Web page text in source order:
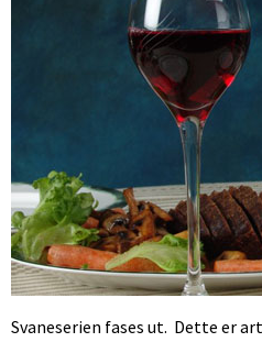
Svaneserien fases ut. Dette er